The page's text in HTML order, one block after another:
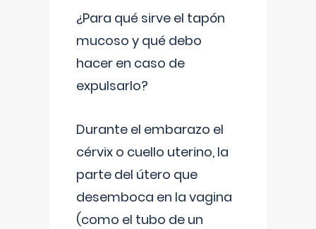
¿Para qué sirve el tapón
mucoso y qué debo
hacer en caso de
expulsarlo?
Durante el embarazo el
cérvix o cuello uterino, la
parte del útero que
desemboca en la vagina
(como el tubo de un